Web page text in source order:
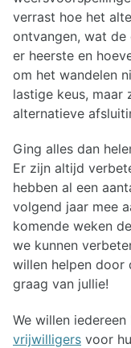
verrast hoe het
ontvangen, wat
er heerste en
om het wandelen
lastige keus, maar
alternatieve
Ging alles dan
Er zijn altijd
hebben al een
volgend jaar mee
komende weken
we kunnen
willen helpen door
graag van jullie!
We willen
vrijwilligers voor